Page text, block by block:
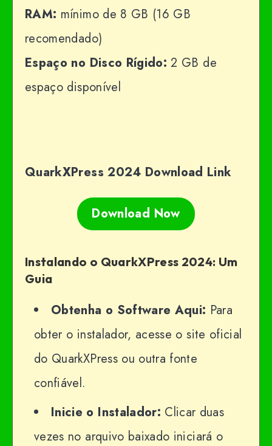
RAM: mínimo de 8 GB (16 GB
recomendado)
Espaço no Disco Rígido:2 GB de
espaço disponível
QuarkXPress 2024 Download Link
Download Now
Instalando o QuarkXPress 2024: Um
Guia
Obtenha o Software Aqui: Para
obter o instalador, acesse o site oficial
do QuarkXPress ou outra fonte
confiável.
Inicie o Instalador: Clicar duas
vezes no arquivo baixado iniciará o